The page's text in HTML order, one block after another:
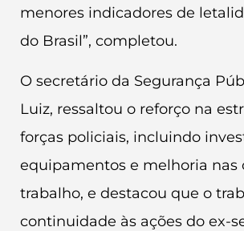
menores indicadores de
do Brasil”, completou.
O secretário da Segurança
Luiz, ressaltou o reforço na
forças policiais, incluindo
equipamentos e melhoria nas
trabalho, e destacou que o
continuidade às ações do ex-